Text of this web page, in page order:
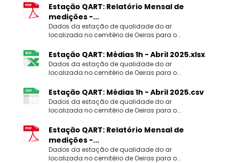
Estação QART: Relatório Mensal de
medições -...
Dados da estação de qualidade do ar
localizada no cemitério de Oeiras para o...
Estação QART: Médias 1h - Abril 2025.xlsx
Dados da estação de qualidade do ar
localizada no cemitério de Oeiras para o...
Estação QART: Médias 1h - Abril 2025.csv
Dados da estação de qualidade do ar
localizada no cemitério de Oeiras para o...
Estação QART: Relatório Mensal de
medições -...
Dados da estação de qualidade do ar
localizada no cemitério de Oeiras para o...